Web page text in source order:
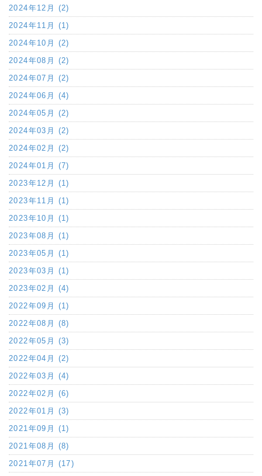
2024年12月 (2)
2024年11月 (1)
2024年10月 (2)
2024年08月 (2)
2024年07月 (2)
2024年06月 (4)
2024年05月 (2)
2024年03月 (2)
2024年02月 (2)
2024年01月 (7)
2023年12月 (1)
2023年11月 (1)
2023年10月 (1)
2023年08月 (1)
2023年05月 (1)
2023年03月 (1)
2023年02月 (4)
2022年09月 (1)
2022年08月 (8)
2022年05月 (3)
2022年04月 (2)
2022年03月 (4)
2022年02月 (6)
2022年01月 (3)
2021年09月 (1)
2021年08月 (8)
2021年07月 (17)